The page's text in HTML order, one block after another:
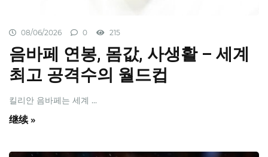
08/06/2026 0 215
음바페 연봉, 몸값, 사생활 – 세계
최고 공격수의 월드컵
킬리안 음바페는 세계 ...
继续 »